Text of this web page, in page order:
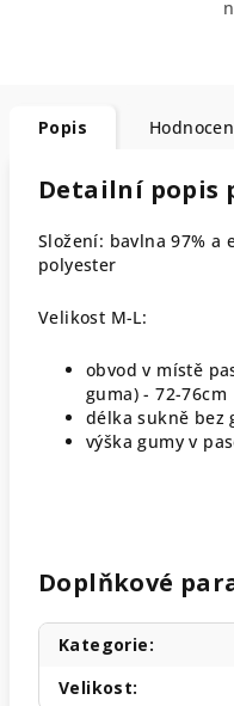
Popis
Detailní popis
Složení: bavlna 97% a
polyester
Velikost M-L:
obvod v místě
guma) - 72-76cm
délka sukně bez
výška gumy v
Doplňkové
Kategorie:
Velikost: